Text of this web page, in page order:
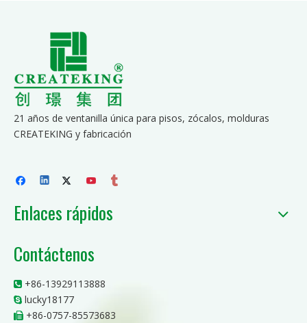
21 años de ventanilla única para pisos, zócalos, molduras
CREATEKING y fabricación
Enlaces rápidos
Contáctenos
 +86-13929113888
 lucky18177
 +86-0757-85573683